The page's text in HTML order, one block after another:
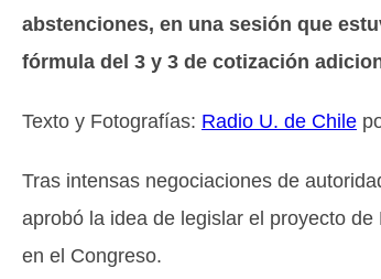
abstenciones, en una sesión que
fórmula del 3 y 3 de cotización
Texto y Fotografías: Radio U. de Chile
Tras intensas negociaciones de
aprobó la idea de legislar el proyecto de
en el Congreso.